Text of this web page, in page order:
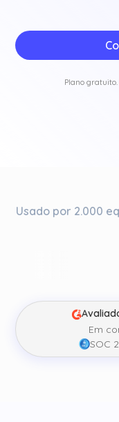
Plano
Usado por 2.000
Em
SOC